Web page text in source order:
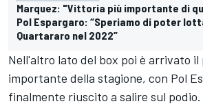
Marquez: "Vittoria più importante di
Pol Espargaro: “Speriamo di poter
Quartararo nel 2022”
Nell'altro lato del box poi è arrivato il
importante della stagione, con Pol
finalmente riuscito a salire sul podio.